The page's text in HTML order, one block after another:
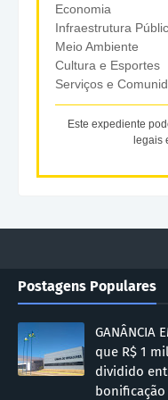
Economia
Infraestrutura
Meio Ambiente
Cultura e Esportes
Serviços e
Este expediente
legais
Postagens Populares
GANÂNCIA
que R$ 1
dividido
bonificação